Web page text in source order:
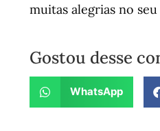
muitas alegrias no
Gostou desse
WhatsApp